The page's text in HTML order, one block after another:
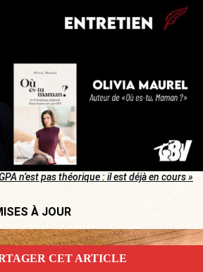
n’est pas théorique : il est déjà en cours »
À JOUR
CET ARTICLE